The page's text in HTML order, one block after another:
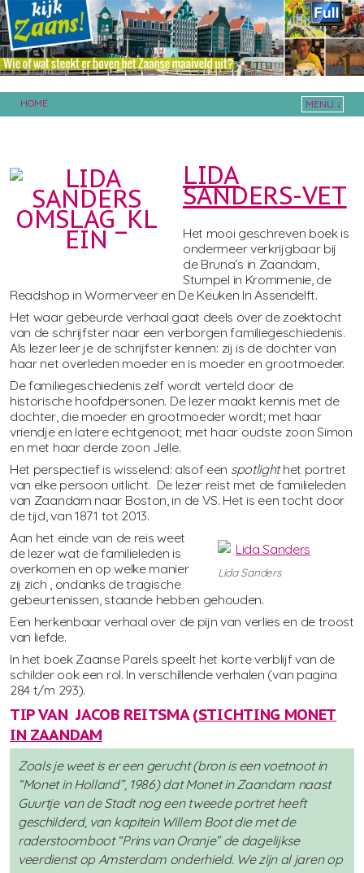
HOME
MENU ↓
LIDA
SANDERS-VET
Het mooi geschreven boek is
ondermeer verkrijgbaar bij
de Bruna’s in Zaandam,
Stumpel in Krommenie, de
Readshop in Wormerveer en De Keuken In Assendelft.
Het waar gebeurde verhaal gaat deels over de zoektocht
van de schrijfster naar een verborgen familiegeschiedenis.
Als lezer leer je de schrijfster kennen: zij is de dochter van
haar net overleden moeder en is moeder en grootmoeder.
De familiegeschiedenis zelf wordt verteld door de
historische hoofdpersonen. De lezer maakt kennis met de
dochter, die moeder en grootmoeder wordt; met haar
vriendje en latere echtgenoot; met haar oudste zoon Simon
en met haar derde zoon Jelle.
Het perspectief is wisselend: alsof een spotlighthet portret
van elke persoon uitlicht. De lezer reist met de familieleden
van Zaandam naar Boston, in de VS. Het is een tocht door
de tijd, van 1871 tot 2013.
Lida Sanders
Aan het einde van de reis weet
de lezer wat de familieleden is
overkomen en op welke manier
zij zich , ondanks de tragische
gebeurtenissen, staande hebben gehouden.
Een herkenbaar verhaal over de pijn van verlies en de troost
van liefde.
In het boek Zaanse Parels speelt het korte verblijf van de
schilder ook een rol. In verschillende verhalen (van pagina
284 t/m 293).
TIP VAN JACOB REITSMA (STICHTING MONET
IN ZAANDAM
Zoals je weet is er een gerucht (bron is een voetnoot in
“Monet in Holland”, 1986) dat Monet in Zaandam naast
Guurtje van de Stadt nog een tweede portret heeft
geschilderd, van kapitein Willem Boot die met de
raderstoomboot “Prins van Oranje” de dagelijkse
veerdienst op Amsterdam onderhield. We zijn al jaren op